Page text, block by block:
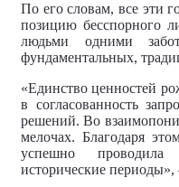
По его словам, все эти
позицию бесспорного
людьми одними
фундаментальных,
«Единство ценностей
в согласованность
решений. Во
мелочах. Благодаря
успешно
исторические периоды»,